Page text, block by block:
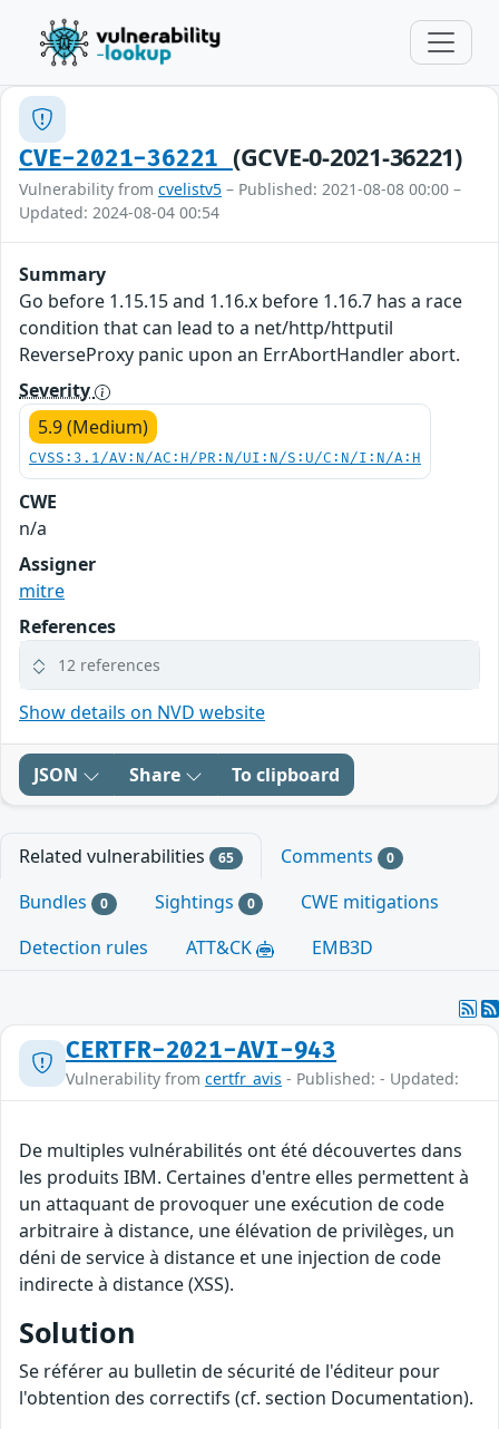
CVE-2021-36221 (GCVE-0-2021-36221)
Vulnerability from cvelistv5 – Published: 2021-08-08 00:00 –
Updated: 2024-08-04 00:54
Summary
Go before 1.15.15 and 1.16.x before 1.16.7 has a race
condition that can lead to a net/http/httputil
ReverseProxy panic upon an ErrAbortHandler abort.
Severity
5.9 (Medium)
CVSS:3.1/AV:N/AC:H/PR:N/UI:N/S:U/C:N/I:N/A:H
CWE
n/a
Assigner
mitre
References
12 references
Show details on NVD website
JSON Share To clipboard
Related vulnerabilities 65 Comments 0
Bundles 0 Sightings 0
CWE mitigations
Detection rules
ATT&CK EMB3D
CERTFR-2021-AVI-943
Vulnerability from certfr_avis - Published: - Updated:
De multiples vulnérabilités ont été découvertes dans
les produits IBM. Certaines d'entre elles permettent à
un attaquant de provoquer une exécution de code
arbitraire à distance, une élévation de privilèges, un
déni de service à distance et une injection de code
indirecte à distance (XSS).
Solution
Se référer au bulletin de sécurité de l'éditeur pour
l'obtention des correctifs (cf. section Documentation).